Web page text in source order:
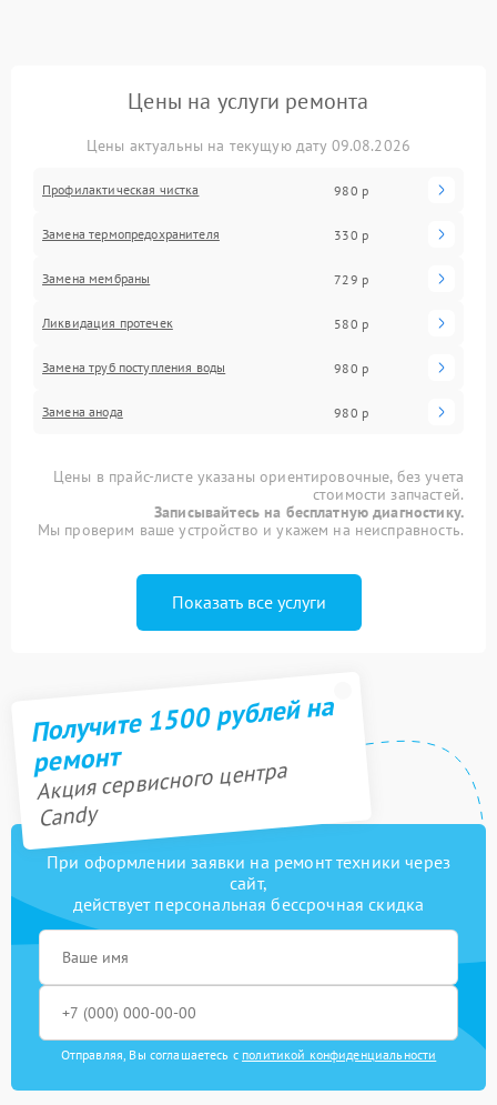
Цены на услуги ремонта
Цены актуальны на текущую дату 09.08.2026
Профилактическая чистка 980 р
Замена термопредохранителя 330 р
Замена мембраны 729 р
Ликвидация протечек 580 р
Замена труб поступления воды 980 р
Замена анода 980 р
Цены в прайс-листе указаны ориентировочные, без учета
стоимости запчастей.
Записывайтесь на бесплатную диагностику.
Мы проверим ваше устройство и укажем на неисправность.
Показать все услуги
Получите 1500 рублей на
ремонт
Акция сервисного центра
Candy
При оформлении заявки на ремонт техники через
сайт,
действует персональная бессрочная скидка
Отправляя, Вы соглашаетесь с политикой конфиденциальности